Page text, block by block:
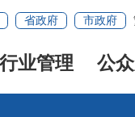
省政府 市政府
行业管理 公